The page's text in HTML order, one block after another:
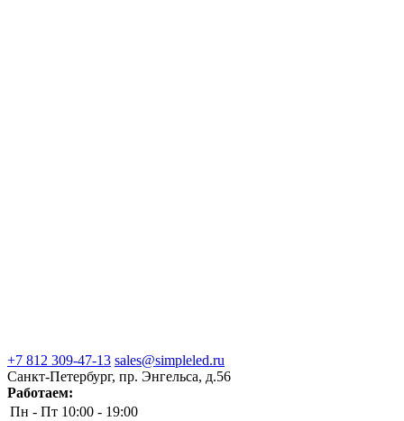
+7 812 309-47-13 sales@simpleled.ru
Санкт-Петербург, пр. Энгельса, д.56
Работаем:
Пн - Пт 10:00 - 19:00